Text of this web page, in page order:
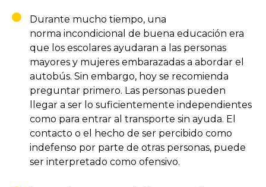
Durante mucho tiempo, una
norma incondicional de buena educación era
que los escolares ayudaran a las personas
mayores y mujeres embarazadas a abordar el
autobús. Sin embargo, hoy se recomienda
preguntar primero. Las personas pueden
llegar a ser lo suficientemente independientes
como para entrar al transporte sin ayuda. El
contacto o el hecho de ser percibido como
indefenso por parte de otras personas, puede
ser interpretado como ofensivo.